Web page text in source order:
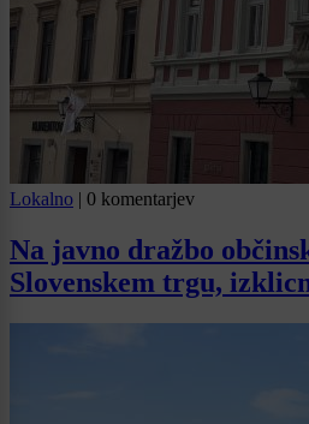
Lokalno | 0 komentarjev
Na javno dražbo
Slovenskem trgu,